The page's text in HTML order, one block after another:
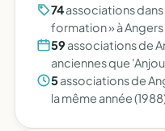
74associations
formation » à
59 associations de
anciennes que
5associations de
la même année